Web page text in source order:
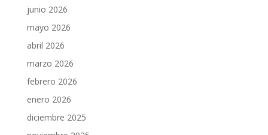
junio 2026
mayo 2026
abril 2026
marzo 2026
febrero 2026
enero 2026
diciembre 2025